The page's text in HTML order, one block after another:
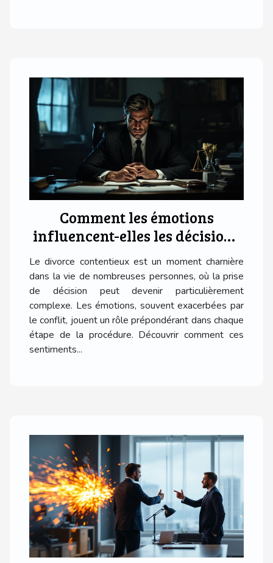
Comment les émotions
influencent-elles les décisions
lors d'un divorce contentieux ?
Le divorce contentieux est un moment charnière
dans la vie de nombreuses personnes, où la prise
de décision peut devenir particulièrement
complexe. Les émotions, souvent exacerbées par
le conflit, jouent un rôle prépondérant dans chaque
étape de la procédure. Découvrir comment ces
sentiments...